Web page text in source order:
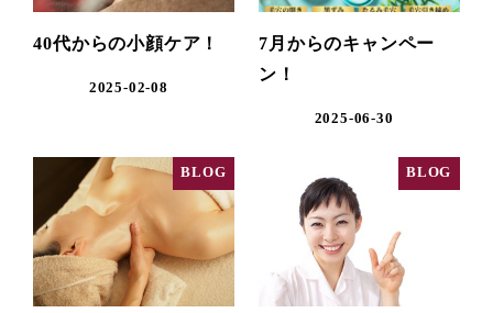
40代からの小顔ケア！
2025-02-08
7月からのキャンペー
ン！
2025-06-30
BLOG BLOG